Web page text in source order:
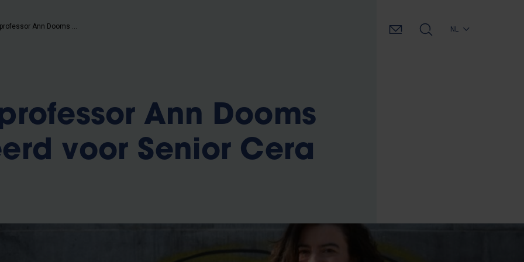
NL
Ann Dooms
voor Senior Cera